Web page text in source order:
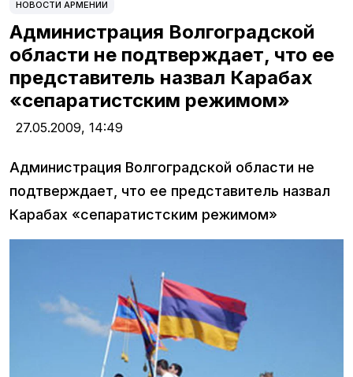
НОВОСТИ АРМЕНИИ
Администрация Волгоградской
области не подтверждает, что ее
представитель назвал Карабах
«сепаратистским режимом»
27.05.2009, 14:49
Администрация Волгоградской области не
подтверждает, что ее представитель назвал
Карабах «сепаратистским режимом»